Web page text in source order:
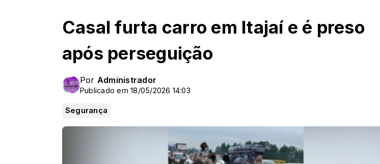
Casal furta carro em Itajaí e é preso
após perseguição
Por Administrador
Publicado em 18/05/2026 14:03
Segurança